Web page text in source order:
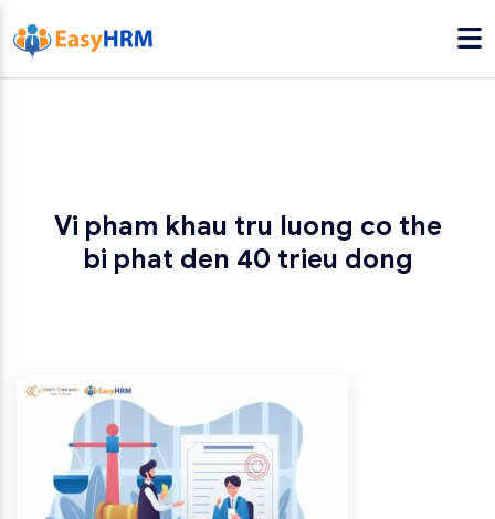
Vi pham khau tru luong co the
bi phat den 40 trieu dong